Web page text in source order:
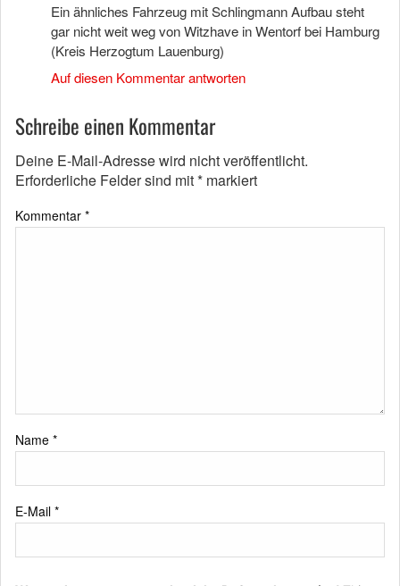
Ein ähnliches Fahrzeug mit Schlingmann Aufbau steht
gar nicht weit weg von Witzhave in Wentorf bei Hamburg
(Kreis Herzogtum Lauenburg)
Auf diesen Kommentar antworten
Schreibe einen Kommentar
Deine E-Mail-Adresse wird nicht veröffentlicht.
Erforderliche Felder sind mit* markiert
Kommentar *
Name *
E-Mail *